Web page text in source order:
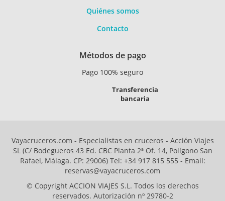
Quiénes somos
Contacto
Métodos de pago
Pago 100% seguro
Transferencia
bancaria
Vayacruceros.com - Especialistas en cruceros - Acción Viajes
SL (C/ Bodegueros 43 Ed. CBC Planta 2ª Of. 14, Polígono San
Rafael, Málaga. CP: 29006) Tel: +34 917 815 555 - Email:
reservas@vayacruceros.com
© Copyright ACCION VIAJES S.L. Todos los derechos
reservados. Autorización nº 29780-2